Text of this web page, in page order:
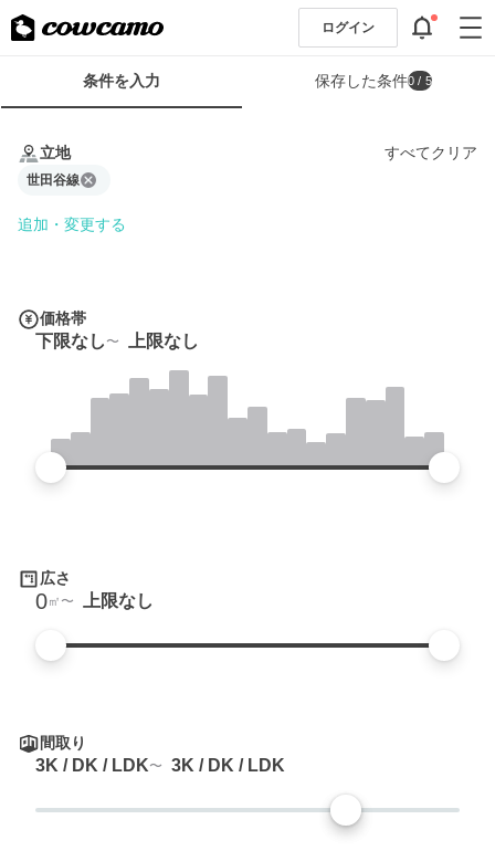
ログイン
条
条件を入力 保存した条件0 / 5
立地 すべてクリア
世田谷線
追加・変更する
価格帯
下限なし 上限なし
広さ
0㎡ 上限なし
間取り
3K / DK / LDK 3K / DK / LDK